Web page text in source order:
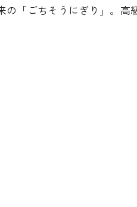
の「ごちそうにぎり」。